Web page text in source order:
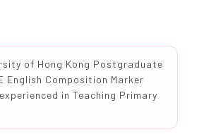
of Hong Kong Postgraduate
English Composition Marker
in Teaching Primary